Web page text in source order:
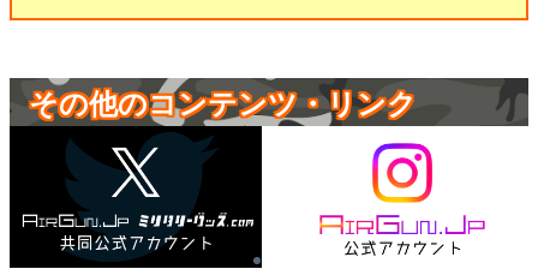
その他のコンテンツ・リンク